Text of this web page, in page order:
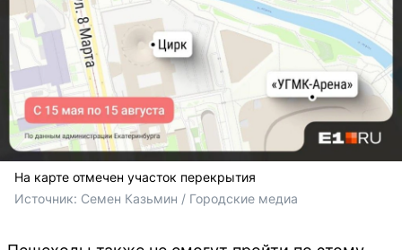
На карте отмечен участок перекрытия
Источник: Семен Казьмин / Городские медиа